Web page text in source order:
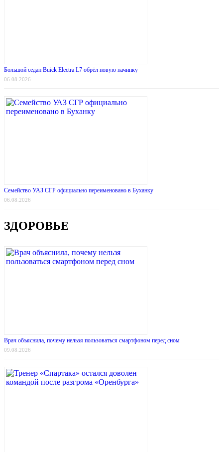
Большой седан Buick Electra L7 обрёл новую начинку
06.08.2026
Семейство УАЗ СГР официально переименовано в Буханку
06.08.2026
ЗДОРОВЬЕ
Врач объяснила, почему нельзя пользоваться смартфоном перед сном
09.08.2026